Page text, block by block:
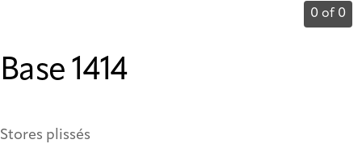
0 of 0
Base 1414
Stores plissés